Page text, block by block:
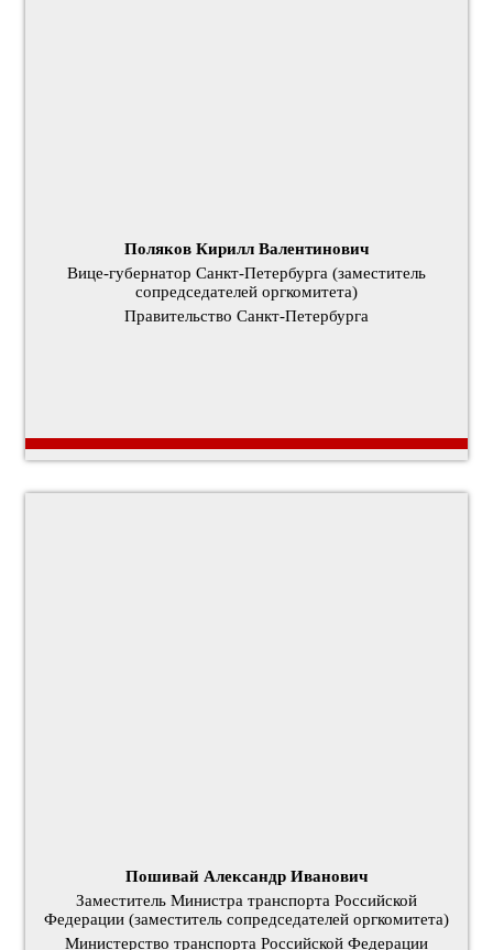
Поляков Кирилл Валентинович
Вице-губернатор Санкт-Петербурга (заместитель
сопредседателей оргкомитета)
Правительство Санкт-Петербурга
Пошивай Александр Иванович
Заместитель Министра транспорта Российской
Федерации (заместитель сопредседателей оргкомитета)
Министерство транспорта Российской Федерации